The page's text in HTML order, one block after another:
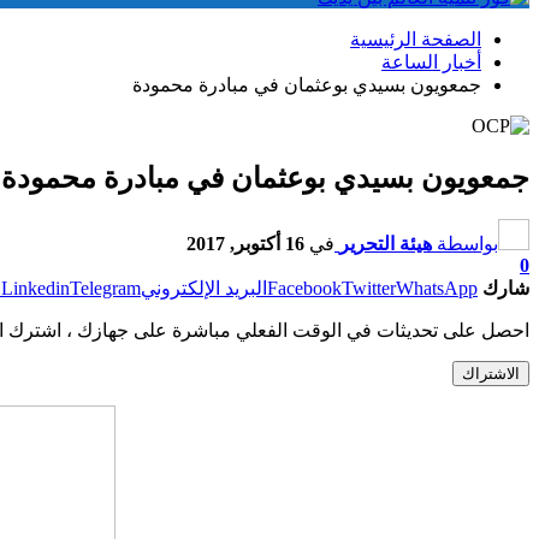
الصفحة الرئيسية
أخبار الساعة
جمعويون بسيدي بوعثمان في مبادرة محمودة
جمعويون بسيدي بوعثمان في مبادرة محمودة
بواسطة هيئة التحرير في 16 أكتوبر, 2017
0
شارك
FacebookTwitterWhatsApp البريد الإلكتروني LinkedinTelegram
احصل على تحديثات في الوقت الفعلي مباشرة على جهازك ، اشترك
الاشتراك